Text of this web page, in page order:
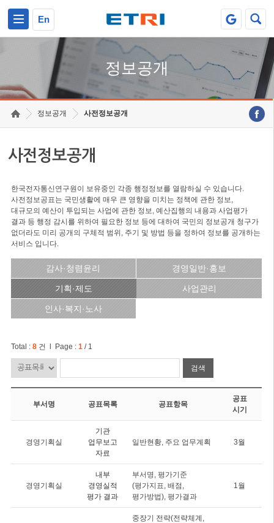
En
정보공개
정보공개 사전정보공개
사전정보공개
한국전자통신연구원이 보유중인 각종 행정정보를 열람하실 수 있습니다.
사전정보공표는 국민생활에 매우 큰 영향을 미치는 정책에 관한 정보,
대규모의 예산이 투입되는 사업에 관한 정보, 예산집행의 내용과 사업평가
결과 등 행정 감시를 위하여 필요한 정보 등에 대하여 국민의 정보공개 청구가
없더라도 미리 공개의 구체적 범위, 주기 및 방법 등을 정하여 정보를 공개하는
서비스 입니다.
감사·청렴윤리 경영일반·홍보
기획·제도 사업관리
인사·복지·노사
Total : 8건 l Page : 1/ 1
검색
부서명 공표목록 공표항목
공표
시기
경영기획실
기관
업무보고
자료
일반현황, 주요 업무계획 3월
경영기획실
내부
경영실적
평가 결과
부서명, 평가기준
(평가지표, 배점,
평가방법), 평가결과
1월
중장기 전략(전략체계,